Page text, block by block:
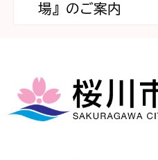
場』のご案内